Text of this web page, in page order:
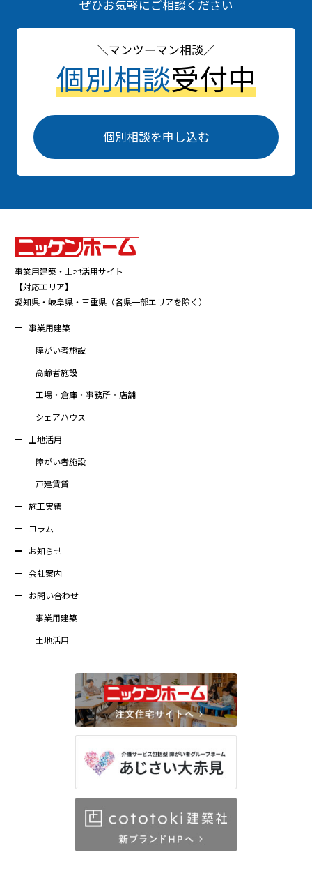
ぜひお気軽にご相談ください
マンツーマン相談
個別相談受付中
個別相談を申し込む
事業用建築・土地活用サイト
【対応エリア】
愛知県・岐阜県・三重県（各県一部エリアを除く）
事業用建築
障がい者施設
高齢者施設
工場・倉庫・事務所・店舗
シェアハウス
土地活用
障がい者施設
戸建賃貸
施工実績
コラム
お知らせ
会社案内
お問い合わせ
事業用建築
土地活用